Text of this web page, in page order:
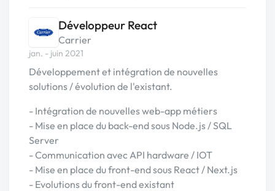
Développeur React
Carrier
jan. - juin 2021
Développement et intégration de nouvelles
solutions / évolution de l'existant.
- Intégration de nouvelles web-app métiers
- Mise en place du back-end sous Node.js / SQL
Server
- Communication avec API hardware / IOT
- Mise en place du front-end sous React / Next.js
- Evolutions du front-end existant